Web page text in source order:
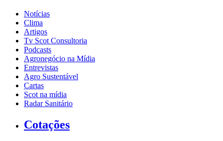
Notícias
Clima
Artigos
Tv Scot Consultoria
Podcasts
Agronegócio na Mídia
Entrevistas
Agro Sustentável
Cartas
Scot na mídia
Radar Sanitário
Cotações